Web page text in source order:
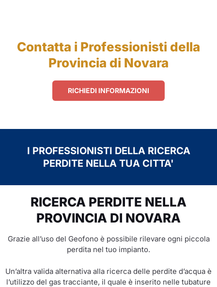
Contatta i Professionisti della
Provincia di Novara
RICHIEDI INFORMAZIONI
I PROFESSIONISTI DELLA RICERCA
PERDITE NELLA TUA CITTA'
RICERCA PERDITE NELLA
PROVINCIA DI NOVARA
Grazie all’uso del Geofono è possibile rilevare ogni piccola
perdita nel tuo impianto.
Un’altra valida alternativa alla ricerca delle perdite d’acqua è
l’utilizzo del gas tracciante, il quale è inserito nelle tubature